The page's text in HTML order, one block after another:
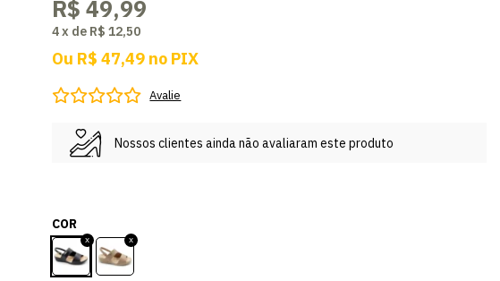
R$ 49,99
4x de R$ 12,50
Ou R$ 47,49 no PIX
Avalie
Nossos clientes ainda não avaliaram este produto
COR